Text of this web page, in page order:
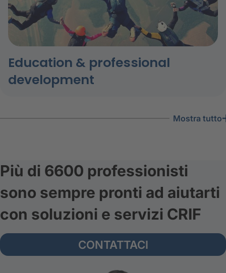
Education & professional
development
mostra tutto
Più di 6600 professionisti
sono sempre pronti ad aiutarti
con soluzioni e servizi CRIF
CONTATTACI